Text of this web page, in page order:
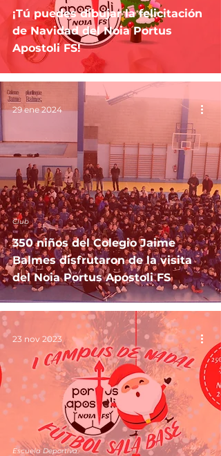
¡Tú puedes dibujar la felicitación
de Navidad del Noia Portus
Apostoli FS!
350 niños del Colegio Jaime
Balmes disfrutaron de la visita
del Noia Portus Apostoli FS
Club
29 ene 2024
Escuela Deportiva
23 nov 2023